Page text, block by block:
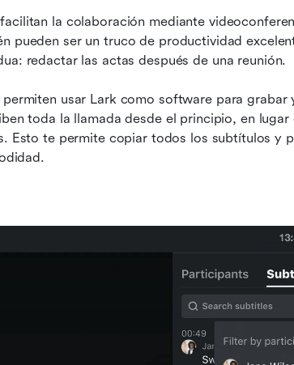
la colaboración mediante
pueden ser un truco de productividad
redactar las actas después de una reunión.
usar Lark como software para grabar
toda la llamada desde el principio, en lugar
Esto te permite copiar todos los subtítulos y